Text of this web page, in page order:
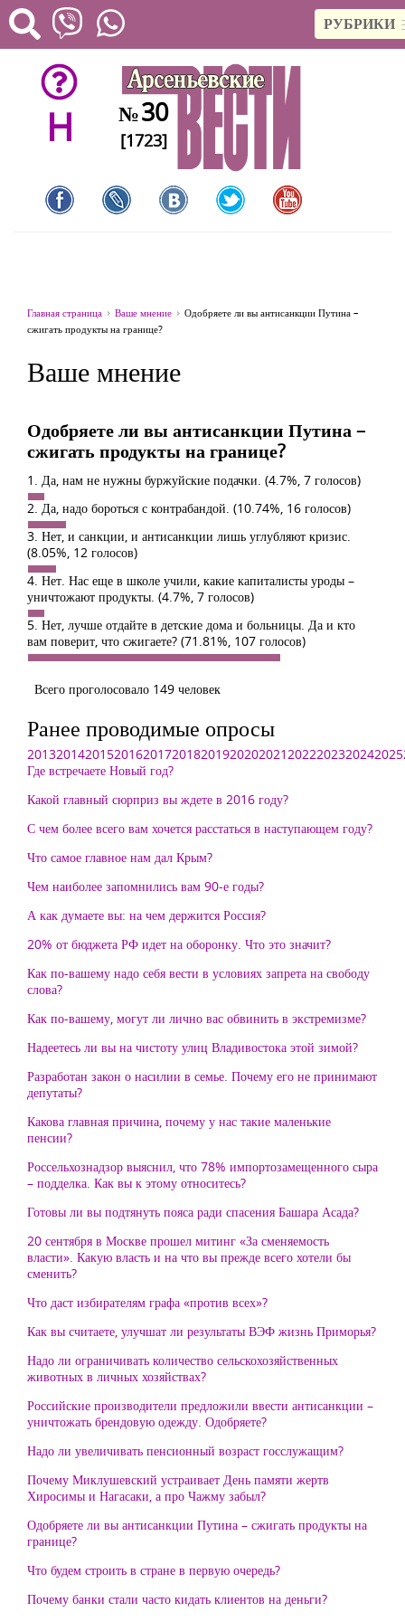
РУБРИКИ
H №30
[1723]
Главная страница Ваше мнение
Одобряете ли вы антисанкции Путина –
сжигать продукты на границе?
Ваше мнение
Одобряете ли вы антисанкции Путина –
сжигать продукты на границе?
1. Да, нам не нужны буржуйские подачки. (4.7%, 7 голосов)
2. Да, надо бороться с контрабандой. (10.74%, 16 голосов)
3. Нет, и санкции, и антисанкции лишь углубляют кризис.
(8.05%, 12 голосов)
4. Нет. Нас еще в школе учили, какие капиталисты уроды –
уничтожают продукты. (4.7%, 7 голосов)
5. Нет, лучше отдайте в детские дома и больницы. Да и кто
вам поверит, что сжигаете? (71.81%, 107 голосов)
Всего проголосовало 149 человек
Ранее проводимые опросы
2013201420152016201720182019202020212022202320242025
Где встречаете Новый год?
Какой главный сюрприз вы ждете в 2016 году?
С чем более всего вам хочется расстаться в наступающем году?
Что самое главное нам дал Крым?
Чем наиболее запомнились вам 90-е годы?
А как думаете вы: на чем держится Россия?
20% от бюджета РФ идет на оборонку. Что это значит?
Как по-вашему надо себя вести в условиях запрета на свободу
слова?
Как по-вашему, могут ли лично вас обвинить в экстремизме?
Надеетесь ли вы на чистоту улиц Владивостока этой зимой?
Разработан закон о насилии в семье. Почему его не принимают
депутаты?
Какова главная причина, почему у нас такие маленькие
пенсии?
Россельхознадзор выяснил, что 78% импортозамещенного сыра
– подделка. Как вы к этому относитесь?
Готовы ли вы подтянуть пояса ради спасения Башара Асада?
20 сентября в Москве прошел митинг «За сменяемость
власти». Какую власть и на что вы прежде всего хотели бы
сменить?
Что даст избирателям графа «против всех»?
Как вы считаете, улучшат ли результаты ВЭФ жизнь Приморья?
Надо ли ограничивать количество сельскохозяйственных
животных в личных хозяйствах?
Российские производители предложили ввести антисанкции –
уничтожать брендовую одежду. Одобряете?
Надо ли увеличивать пенсионный возраст госслужащим?
Почему Миклушевский устраивает День памяти жертв
Хиросимы и Нагасаки, а про Чажму забыл?
Одобряете ли вы антисанкции Путина – сжигать продукты на
границе?
Что будем строить в стране в первую очередь?
Почему банки стали часто кидать клиентов на деньги?